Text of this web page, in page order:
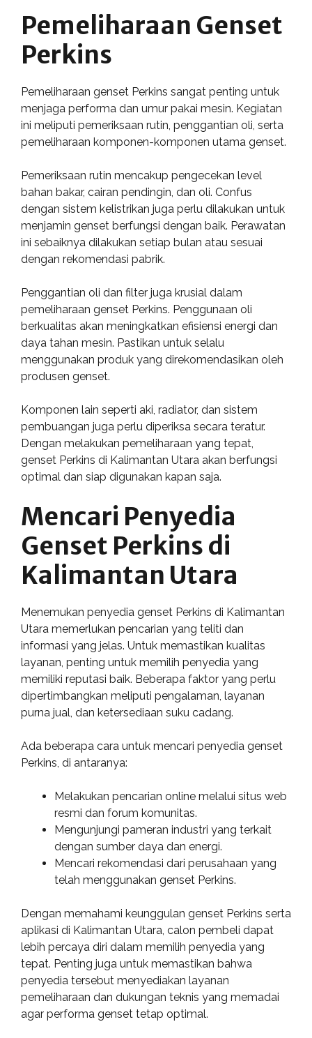
Pemeliharaan Genset
Perkins
Pemeliharaan genset Perkins sangat penting untuk
menjaga performa dan umur pakai mesin. Kegiatan
ini meliputi pemeriksaan rutin, penggantian oli, serta
pemeliharaan komponen-komponen utama genset.
Pemeriksaan rutin mencakup pengecekan level
bahan bakar, cairan pendingin, dan oli. Confus
dengan sistem kelistrikan juga perlu dilakukan untuk
menjamin genset berfungsi dengan baik. Perawatan
ini sebaiknya dilakukan setiap bulan atau sesuai
dengan rekomendasi pabrik.
Penggantian oli dan filter juga krusial dalam
pemeliharaan genset Perkins. Penggunaan oli
berkualitas akan meningkatkan efisiensi energi dan
daya tahan mesin. Pastikan untuk selalu
menggunakan produk yang direkomendasikan oleh
produsen genset.
Komponen lain seperti aki, radiator, dan sistem
pembuangan juga perlu diperiksa secara teratur.
Dengan melakukan pemeliharaan yang tepat,
genset Perkins di Kalimantan Utara akan berfungsi
optimal dan siap digunakan kapan saja.
Mencari Penyedia
Genset Perkins di
Kalimantan Utara
Menemukan penyedia genset Perkins di Kalimantan
Utara memerlukan pencarian yang teliti dan
informasi yang jelas. Untuk memastikan kualitas
layanan, penting untuk memilih penyedia yang
memiliki reputasi baik. Beberapa faktor yang perlu
dipertimbangkan meliputi pengalaman, layanan
purna jual, dan ketersediaan suku cadang.
Ada beberapa cara untuk mencari penyedia genset
Perkins, di antaranya:
Melakukan pencarian online melalui situs web
resmi dan forum komunitas.
Mengunjungi pameran industri yang terkait
dengan sumber daya dan energi.
Mencari rekomendasi dari perusahaan yang
telah menggunakan genset Perkins.
Dengan memahami keunggulan genset Perkins serta
aplikasi di Kalimantan Utara, calon pembeli dapat
lebih percaya diri dalam memilih penyedia yang
tepat. Penting juga untuk memastikan bahwa
penyedia tersebut menyediakan layanan
pemeliharaan dan dukungan teknis yang memadai
agar performa genset tetap optimal.